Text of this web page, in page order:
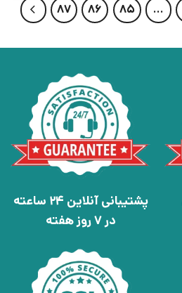
…
85
86
87
پشتیبانی آنلاین 24 ساعته
در 7 روز هفته